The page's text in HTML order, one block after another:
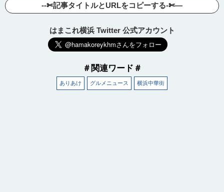
--✄記事タイトルとURLをコピーする-✄—
はまこれ横浜 Twitter 公式アカウント
＃関連ワード＃
ありあけ グルメニュース 横浜中華街